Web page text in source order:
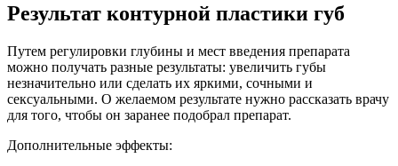
Результат контурной пластики губ
Путем регулировки глубины и мест введения препарата
можно получать разные результаты: увеличить губы
незначительно или сделать их яркими, сочными и
сексуальными. О желаемом результате нужно рассказать врачу
для того, чтобы он заранее подобрал препарат.
Дополнительные эффекты: